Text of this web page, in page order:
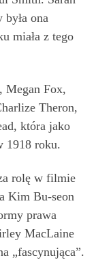
była ona
miała z tego
Megan Fox,
Theron,
która jako
1918 roku.
rolę w filmie
Kim Bu-seon
prawa
MacLaine
„fascynująca”.